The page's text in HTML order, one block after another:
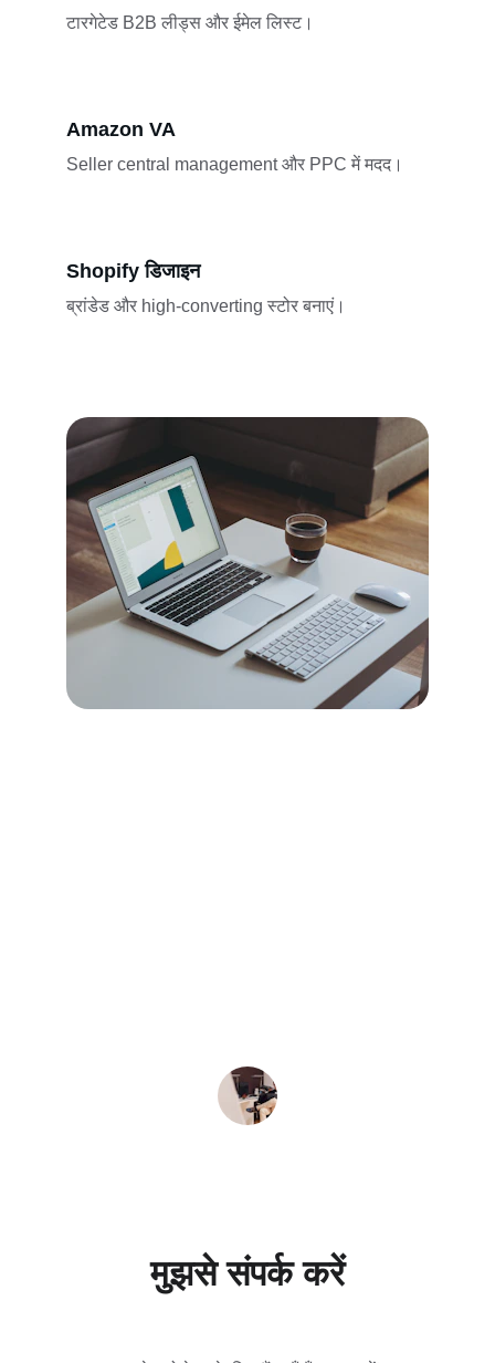
Amazon VA
Seller central management और PPC में मदद।
Shopify डिजाइन
ब्रांडेड और high-converting स्टोर बनाएं।
टारगेटेड B2B लीड्स और ईमेल लिस्ट।
मुझसे संपर्क करें